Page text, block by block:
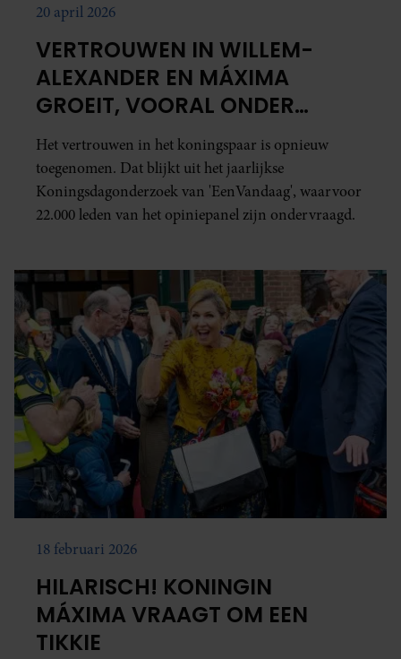
20 april 2026
VERTROUWEN IN WILLEM-
ALEXANDER EN MÁXIMA
GROEIT, VOORAL ONDER
JONGEREN
Het vertrouwen in het koningspaar is opnieuw
toegenomen. Dat blijkt uit het jaarlijkse
Koningsdagonderzoek van 'EenVandaag', waarvoor
22.000 leden van het opiniepanel zijn ondervraagd.
18 februari 2026
HILARISCH! KONINGIN
MÁXIMA VRAAGT OM EEN
TIKKIE